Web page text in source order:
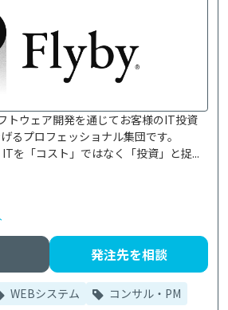
トウェア開発を通じてお客様のIT投資
るプロフェッショナル集団です。
を「コスト」ではなく「投資」と捉...
発注先を相談
WEBシステム コンサル・PM